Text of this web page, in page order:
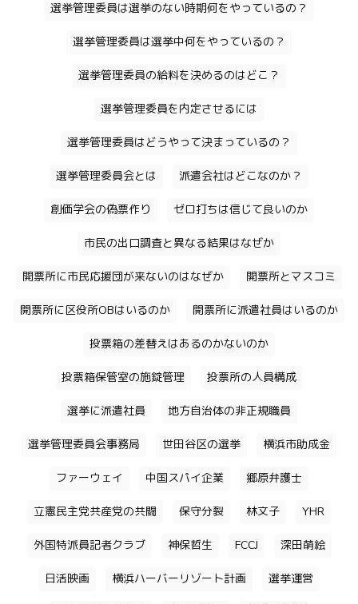
選挙管理委員は選挙のない時期何をやっているの？
選挙管理委員は選挙中何をやっているの？
選挙管理委員の給料を決めるのはどこ？
選挙管理委員を内定させるには
選挙管理委員はどうやって決まっているの？
選挙管理委員会とは 派遣会社はどこなのか？
創価学会の偽票作り ゼロ打ちは信じて良いのか
市民の出口調査と異なる結果はなぜか
開票所に市民応援団が来ないのはなぜか 開票所とマスコミ
開票所に区役所OBはいるのか 開票所に派遣社員はいるのか
投票箱の差替えはあるのかないのか
投票箱保管室の施錠管理 投票所の人員構成
選挙に派遣社員 地方自治体の非正規職員
選挙管理委員会事務局 世田谷区の選挙 横浜市助成金
ファーウェイ 中国スパイ企業 郷原弁護士
立憲民主党共産党の共闘 保守分裂 林文子 YHR
外国特派員記者クラブ 神保哲生 FCCJ 深田萌絵
日活映画 横浜ハーバーリゾート計画 選挙運営